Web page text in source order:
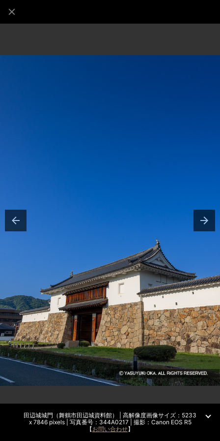
田辺城城門（舞鶴市田辺城資料館） | 高解像度画像サイズ：5233
x 7846 pixels | 写真番号：344A0217 | 撮影：Canon EOS R5
【お問い合わせ】